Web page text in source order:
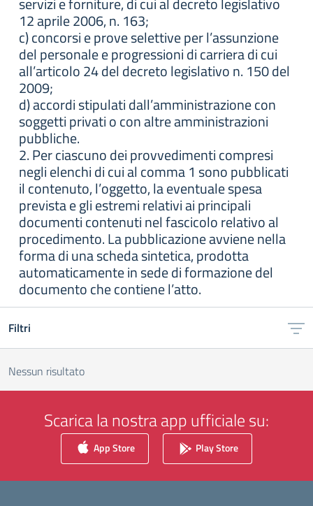
12 aprile 2006, n. 163;
c) concorsi e prove selettive per l’assunzione
del personale e progressioni di carriera di cui
all’articolo 24 del decreto legislativo n. 150 del
2009;
d) accordi stipulati dall’amministrazione con
soggetti privati o con altre amministrazioni
pubbliche.
2. Per ciascuno dei provvedimenti compresi
negli elenchi di cui al comma 1 sono pubblicati
il contenuto, l’oggetto, la eventuale spesa
prevista e gli estremi relativi ai principali
documenti contenuti nel fascicolo relativo al
procedimento. La pubblicazione avviene nella
forma di una scheda sintetica, prodotta
automaticamente in sede di formazione del
documento che contiene l’atto.
Filtri
Nessun risultato
Scarica la nostra app ufficiale su:
App Store Play Store